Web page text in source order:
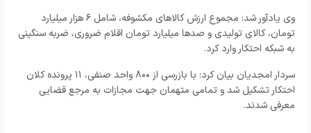
وی یادآور شد: مجموع ارزش کالاهای مکشوفه، شامل ۶ هزار میلیارد
تومان، کالای تولیدی و صدها میلیارد تومان اقلام ضروری، ضربه سنگینی
به شبکه احتکار وارد کرد.
سردار امجدیان بیان کرد: با بازرسی از ۸۰۰ واحد صنفی، ۱۱ پرونده کلان
احتکار تشکیل شد و تمامی متهمان جهت مجازات به مرجع قضایی
معرفی شدند.